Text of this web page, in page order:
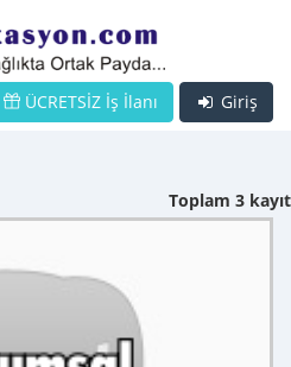
Giriş
ÜCRETSİZ İş İlanı
Toplam 3 kayıt